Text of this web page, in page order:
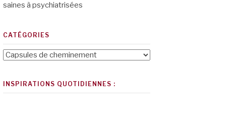
saines à psychiatrisées
CATÉGORIES
Catégories
INSPIRATIONS QUOTIDIENNES :